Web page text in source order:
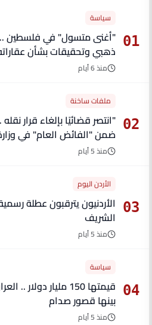
01
سياسة
ذهبي وتحقيقات بشأن
منذ 6 أيام
02
ملفات ساخنة
ضمن "الفائض العام" في
منذ 5 أيام
03
الأردن اليوم
الأردنيون يترقبون عطلة
الشريف
منذ 5 أيام
04
سياسة
بينها قصور صدام
منذ 5 أيام